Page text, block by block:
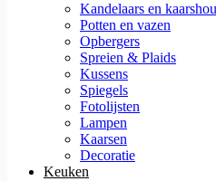
Kandelaars en
Potten en vazen
Opbergers
Spreien & Plaids
Kussens
Spiegels
Fotolijsten
Lampen
Kaarsen
Decoratie
Keuken